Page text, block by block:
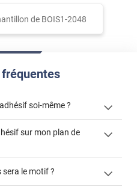
de BOIS1-2048
soi-même ?
revêtement adhésif ? »
sur mon plan de
le motif ?